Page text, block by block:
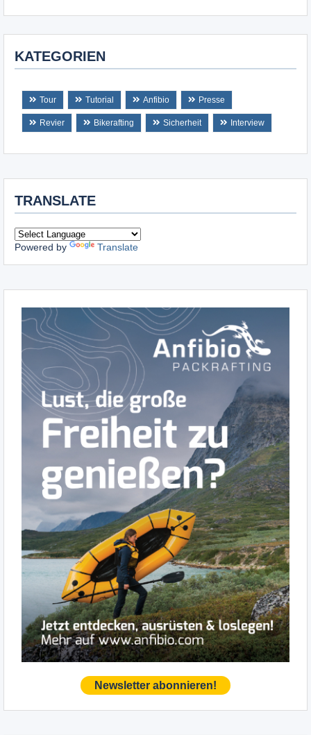
KATEGORIEN
Tour Tutorial Anfibio Presse
Revier Bikerafting Sicherheit Interview
TRANSLATE
Powered by Translate
Newsletter abonnieren!